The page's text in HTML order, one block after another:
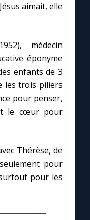
aimait, elle
médecin
éponyme
enfants de 3
les trois piliers
pour penser,
le cœur pour
Thérèse, de
pour
pour les